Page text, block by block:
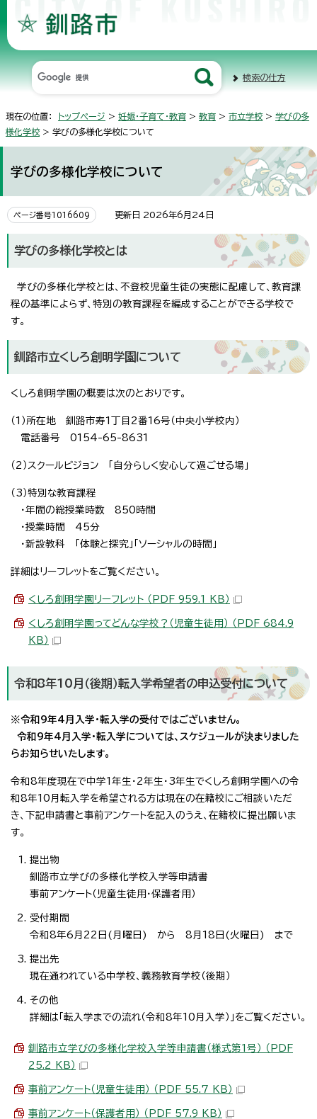
検索の仕方
現在の位置： トップページ > 妊娠・子育て・教育 > 教育 > 市立学校> 学びの多
様化学校> 学びの多様化学校について
学びの多様化学校について
ページ番号1016609 更新日 2026年6月24日
学びの多様化学校とは
学びの多様化学校とは、不登校児童生徒の実態に配慮して、教育課
程の基準によらず、特別の教育課程を編成することができる学校で
す。
釧路市立くしろ創明学園について
くしろ創明学園の概要は次のとおりです。
（1）所在地 釧路市寿1丁目2番16号（中央小学校内）
電話番号 0154-65-8631
（2）スクールビジョン 「自分らしく安心して過ごせる場」
（3）特別な教育課程
・年間の総授業時数 850時間
・授業時間 45分
・新設教科 「体験と探究」「ソーシャルの時間」
詳細はリーフレットをご覧ください。
くしろ創明学園リーフレット （PDF 959.1 KB）
くしろ創明学園ってどんな学校？（児童生徒用） （PDF 684.9
KB）
令和8年10月（後期）転入学希望者の申込受付について
※令和9年4月入学・転入学の受付ではございません。
令和9年4月入学・転入学については、スケジュールが決まりました
らお知らせいたします。
令和8年度現在で中学1年生・2年生・3年生でくしろ創明学園への令
和8年10月転入学を希望される方は現在の在籍校にご相談いただ
き、下記申請書と事前アンケートを記入のうえ、在籍校に提出願いま
す。
提出物
釧路市立学びの多様化学校入学等申請書
事前アンケート（児童生徒用・保護者用）
受付期間
令和8年6月22日(月曜日) から 8月18日(火曜日) まで
提出先
現在通われている中学校、義務教育学校（後期）
その他
詳細は「転入学までの流れ（令和8年10月入学）」をご覧ください。
釧路市立学びの多様化学校入学等申請書（様式第1号） （PDF
25.2 KB）
事前アンケート（児童生徒用） （PDF 55.7 KB）
事前アンケート（保護者用） （PDF 57.9 KB）